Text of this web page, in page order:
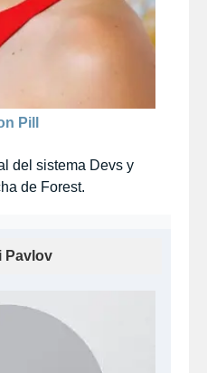
Pill
del sistema Devs y
de Forest.​
Pavlov